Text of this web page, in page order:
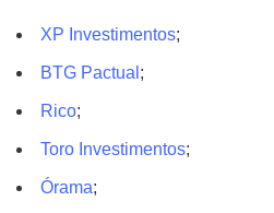
XP Investimentos;
BTG Pactual ;
Rico;
Toro Investimentos;
Órama;